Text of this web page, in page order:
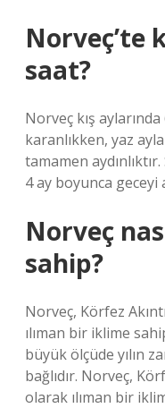
Norveç’te
saat?
Norveç kış
karanlıkken, yaz
tamamen
4 ay boyunca geceyi
Norveç
sahip?
Norveç, Körfez
ılıman bir iklime
büyük ölçüde yılın
bağlıdır. Norveç,
olarak ılıman bir